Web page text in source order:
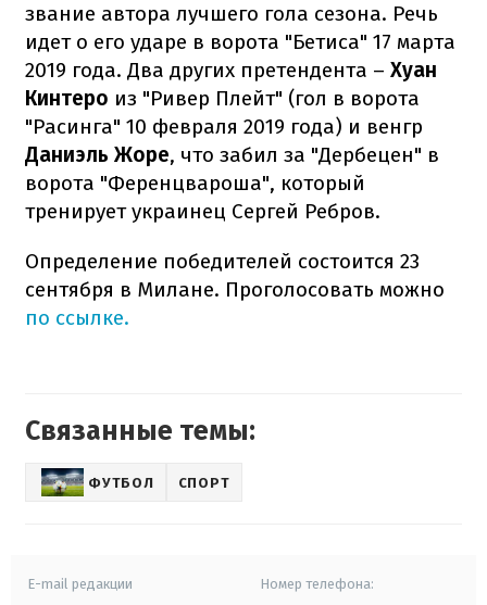
звание автора лучшего гола сезона. Речь
идет о его ударе в ворота "Бетиса" 17 марта
2019 года. Два других претендента – Хуан
Кинтеро из "Ривер Плейт" (гол в ворота
"Расинга" 10 февраля 2019 года) и венгр
Даниэль Жоре, что забил за "Дербецен" в
ворота "Ференцвароша", который
тренирует украинец Сергей Ребров.
Определение победителей состоится 23
сентября в Милане. Проголосовать можно
по ссылке.
Связанные темы:
ФУТБОЛ СПОРТ
E-mail редакции Номер телефона: